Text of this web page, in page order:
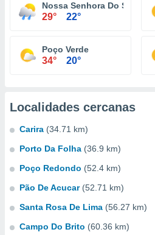
Nossa Senhora Do Socorro
29° 22°
Poço Verde
34° 20°
Localidades cercanas
Carira (34.71 km)
Porto Da Folha (36.9 km)
Poço Redondo (52.4 km)
Pão De Acucar (52.71 km)
Santa Rosa De Lima (56.27 km)
Campo Do Brito (60.36 km)